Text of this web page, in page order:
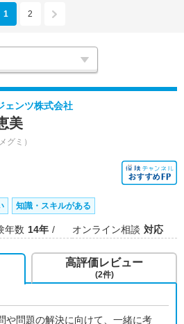
1 2
ェンツ株式会社
美
グミ）
知識・スキルがある
年数 14年 オンライン相談 対応
や問題の解決に向けて、一緒に考
高評価レビュー
(2件)